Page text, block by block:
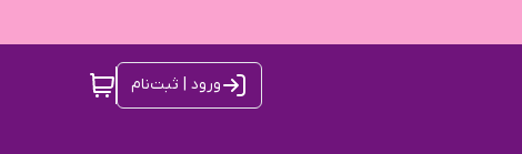
ورود | ثبت‌نام